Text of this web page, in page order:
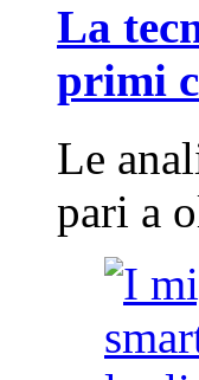
La
primi
Le
pari a